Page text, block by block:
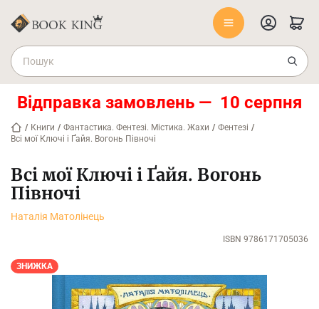
Відправка замовлень — 10 серпня
/ Книги / Фантастика. Фентезі. Містика. Жахи / Фентезі /
Всі мої Ключі і Ґайя. Вогонь Півночі
Всі мої Ключі і Ґайя. Вогонь
Півночі
Наталія Матолінець
ISBN 9786171705036
ЗНИЖКА